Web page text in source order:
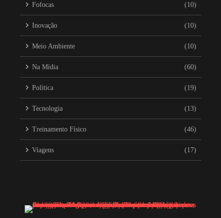
Fofocas (10)
Inovação (10)
Meio Ambiente (10)
Na Mídia (60)
Política (19)
Tecnologia (13)
Treinamento Físico (46)
Viagens (17)